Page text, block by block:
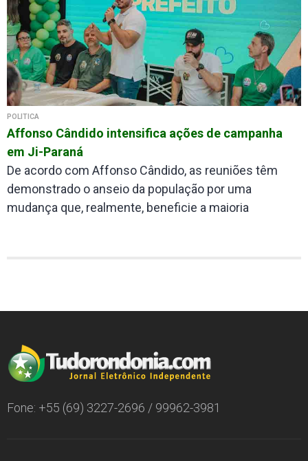
POLÍTICA
Affonso Cândido intensifica ações de campanha
em Ji-Paraná
De acordo com Affonso Cândido, as reuniões têm
demonstrado o anseio da população por uma
mudança que, realmente, beneficie a maioria
Fone: +55 (69) 3227-2696 / 99962-3981